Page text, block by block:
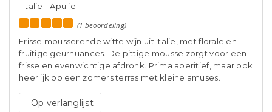
Italië - Apulië
(1 beoordeling)
Frisse mousserende witte wijn uit Italië, met florale en
fruitige geurnuances. De pittige mousse zorgt voor een
frisse en evenwichtige afdronk. Prima aperitief, maar ook
heerlijk op een zomers terras met kleine amuses.
Op verlanglijst